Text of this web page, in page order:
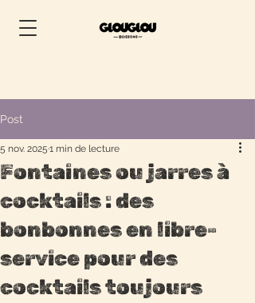
Post
Fontaines ou jarres à
cocktails : des
bonbonnes en libre-
service pour des
cocktails toujours
5 nov. 2025 1 min de lecture